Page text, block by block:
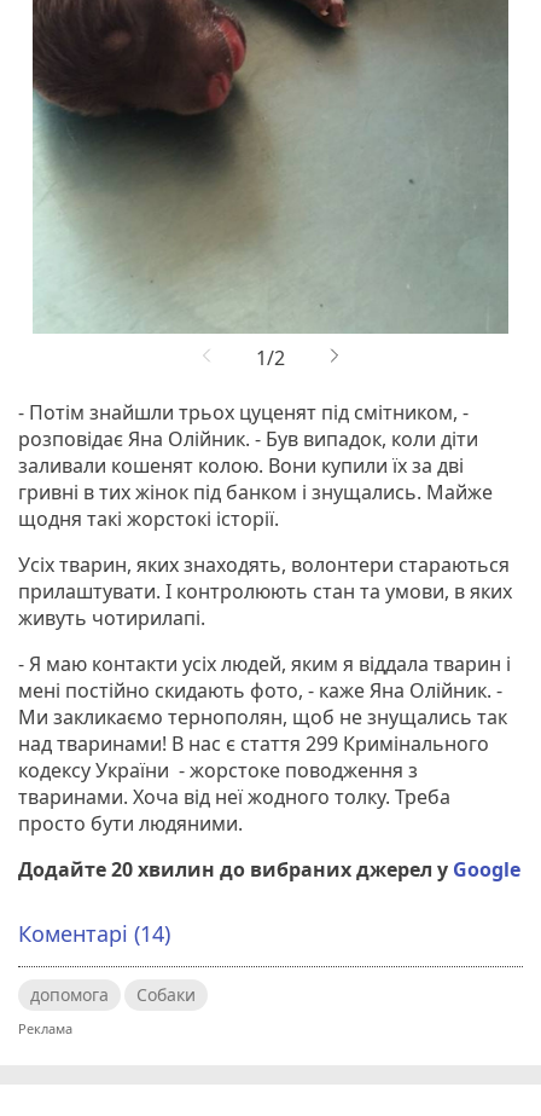
- Потім знайшли трьох цуценят під смітником, -
розповідає Яна Олійник. - Був випадок, коли діти
заливали кошенят колою. Вони купили їх за дві
гривні в тих жінок під банком і знущались. Майже
щодня такі жорстокі історії.
Усіх тварин, яких знаходять, волонтери стараються
прилаштувати. І контролюють стан та умови, в яких
живуть чотирилапі.
- Я маю контакти усіх людей, яким я віддала тварин і
мені постійно скидають фото, - каже Яна Олійник. -
Ми закликаємо тернополян, щоб не знущались так
над тваринами! В нас є стаття 299 Кримінального
кодексу України - жорстоке поводження з
тваринами. Хоча від неї жодного толку. Треба
просто бути людяними.
Додайте 20 хвилин до вибраних джерел у Google
Коментарі (14)
допомога Собаки